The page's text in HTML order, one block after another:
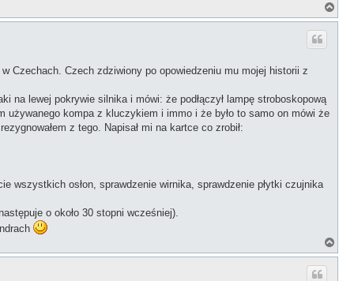
a
Czechach. Czech zdziwiony po opowiedzeniu mu mojej historii z
na lewej pokrywie silnika i mówi: że podłączył lampę stroboskopową
kompa z kluczykiem i immo i że było to samo on mówi że
z tego. Napisał mi na kartce co zrobił:
osłon, sprawdzenie wirnika, sprawdzenie płytki czujnika
o około 30 stopni wcześniej).
a